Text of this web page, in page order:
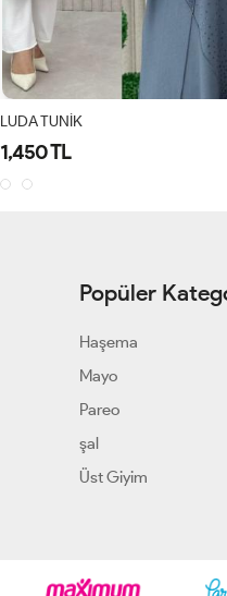
LUDA TUNİK
1,450 TL
Popüler
Haşema
Mayo
Pareo
şal
Üst Giyim